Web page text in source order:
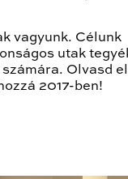
vagyunk. Célunk
utak
Olvasd
2017-ben!